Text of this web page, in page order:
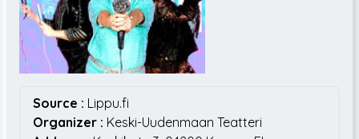
Source : Lippu.fi
Organizer : Keski-Uudenmaan Teatteri